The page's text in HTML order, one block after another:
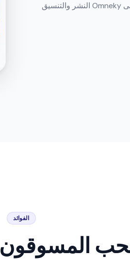
Manager وLinkedIn Campaign Manager وReddit Ads. يتولى Omneky النشر والتنسيق
الفوائد
يحب المسوقون